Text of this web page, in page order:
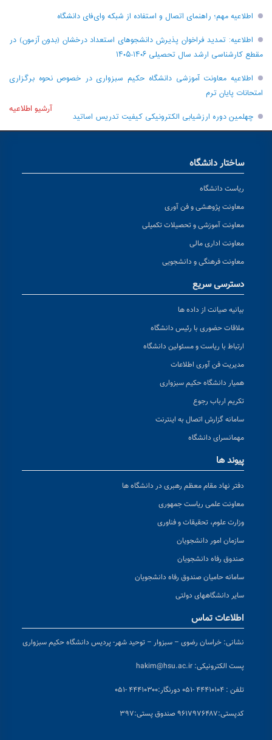
اطلاعیه مهم؛ راهنمای اتصال و استفاده از شبکه وای‌فای دانشگاه
اطلاعیه: تمدید فراخوان پذیرش دانشجو‌های استعداد درخشان (بدون آزمون) در
مقطع کارشناسی ارشد سال تحصیلی ۱۴۰۶-۱۴۰۵
اطلاعیه معاونت آموزشی دانشگاه حکیم سبزواری در خصوص نحوه برگزاری
امتحانات پایان ترم
چهلمین دوره ارزشیابی الکترونیکی کیفیت تدریس اساتید
آرشیو اطلاعیه
ساختار دانشگاه
ریاست دانشگاه
معاونت پژوهشی و فن آوری
معاونت آموزشی و تحصیلات تکمیلی
معاونت اداری مالی
معاونت فرهنگی و دانشجویی
دسترسی سریع
بیانیه صیانت از داده ها
ملاقات حضوری با رئیس دانشگاه
ارتباط با ریاست و مسئولین دانشگاه
مدیریت فن آوری اطلاعات
همیار دانشگاه حکیم سبزواری
تکریم ارباب رجوع
سامانه گزارش اتصال به اینترنت
مهمانسرای دانشگاه
پیوند ها
دفتر نهاد مقام معظم رهبری در دانشگاه ها
معاونت علمی ریاست جمهوری
وزارت علوم، تحقیقات و فناوری
سازمان امور دانشجویان
صندوق رفاه دانشجویان
سامانه حامیان صندوق رفاه دانشجویان
سایر دانشگاههای دولتی
اطلاعات تماس
نشانی: خراسان رضوی – سبزوار – توحید شهر- پردیس دانشگاه حکیم سبزواری
پست الکترونیکی: hakim@hsu.ac.ir
تلفن : ۴۴۴۱۰۱۰۴ -۰۵۱ دورنگار:۴۴۴۱۰۳۰۰ -۰۵۱
کدپستی:۹۶۱۷۹۷۶۴۸۷ صندوق پستی:۳۹۷